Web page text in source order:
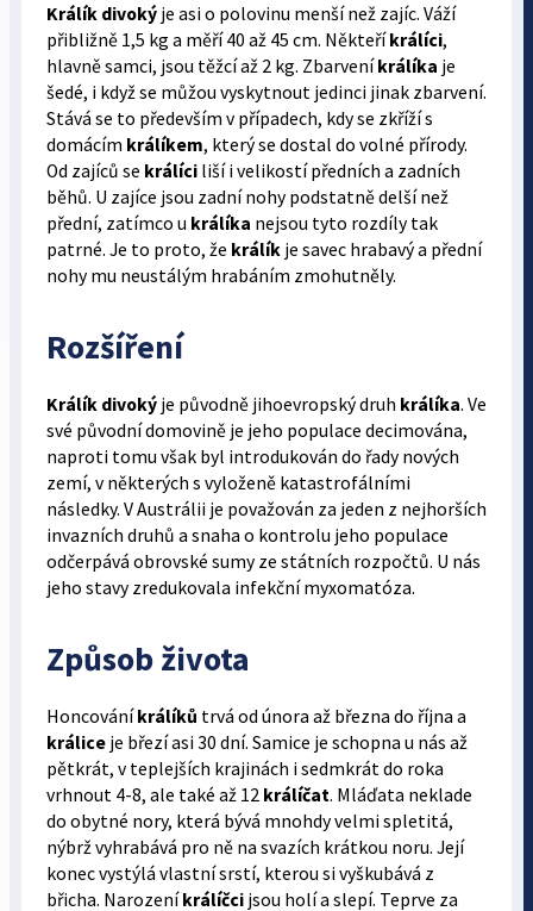
Králík divoký je asi o polovinu menší než zajíc. Váží
přibližně 1,5 kg a měří 40 až 45 cm. Někteříkrálíci,
hlavně samci, jsou těžcí až 2 kg. Zbarveníkrálíka je
šedé, i když se můžou vyskytnout jedinci jinak zbarvení.
Stává se to především v případech, kdy se zkříží s
domácím králíkem, který se dostal do volné přírody.
Od zajíců se králíciliší i velikostí předních a zadních
běhů. U zajíce jsou zadní nohy podstatně delší než
přední, zatímco u králíka nejsou tyto rozdíly tak
patrné. Je to proto, že králík je savec hrabavý a přední
nohy mu neustálým hrabáním zmohutněly.
Rozšíření
Králík divokýje původně jihoevropský druh králíka. Ve
své původní domovině je jeho populace decimována,
naproti tomu však byl introdukován do řady nových
zemí, v některých s vyloženě katastrofálními
následky. V Austrálii je považován za jeden z nejhorších
invazních druhů a snaha o kontrolu jeho populace
odčerpává obrovské sumy ze státních rozpočtů. U nás
jeho stavy zredukovala infekční myxomatóza.
Způsob života
Honcováníkrálíků trvá od února až března do října a
králiceje březí asi 30 dní. Samice je schopna u nás až
pětkrát, v teplejších krajinách i sedmkrát do roka
vrhnout 4-8, ale také až 12 králíčat. Mláďata neklade
do obytné nory, která bývá mnohdy velmi spletitá,
nýbrž vyhrabává pro ně na svazích krátkou noru. Její
konec vystýlá vlastní srstí, kterou si vyškubává z
břicha. Narozeníkrálíčcijsou holí a slepí. Teprve za